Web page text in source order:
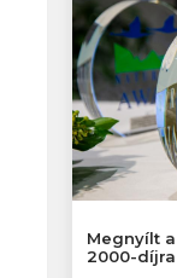
Megnyílt
2000-díjra